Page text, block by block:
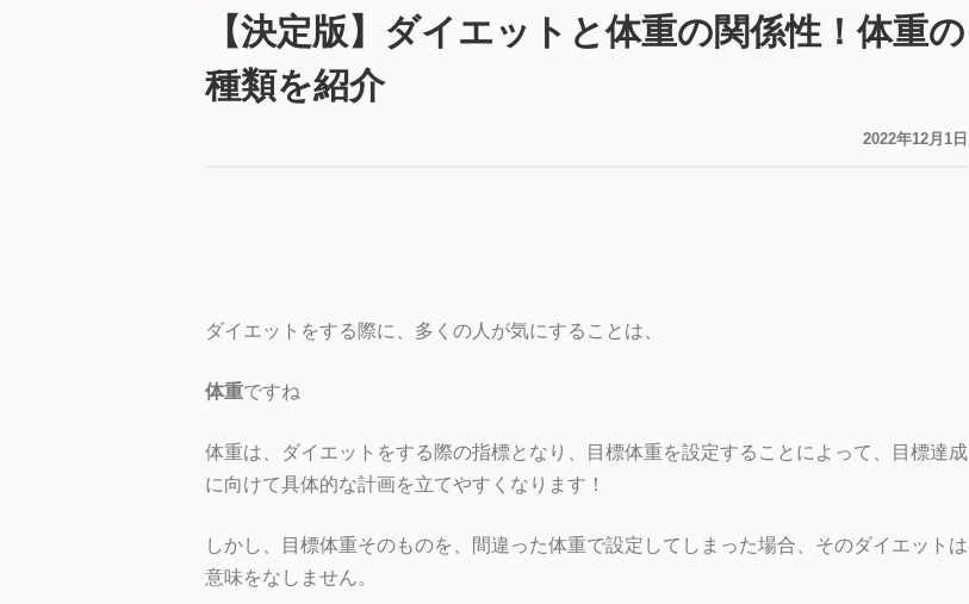
【決定版】ダイエットと体重の関係性！体重の
種類を紹介
2022年12月1日
ダイエットをする際に、多くの人が気にすることは、
体重ですね
体重は、ダイエットをする際の指標となり、目標体重を設定することによって、目標達成
に向けて具体的な計画を立てやすくなります！
しかし、目標体重そのものを、間違った体重で設定してしまった場合、そのダイエットは
意味をなしません。